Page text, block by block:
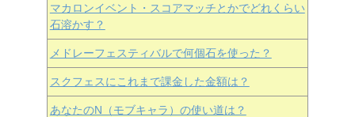
マカロンイベント・スコアマッチとかでどれくらい
石溶かす？
メドレーフェスティバルで何個石を使った？
スクフェスにこれまで課金した金額は？
あなたのN（モブキャラ）の使い道は？